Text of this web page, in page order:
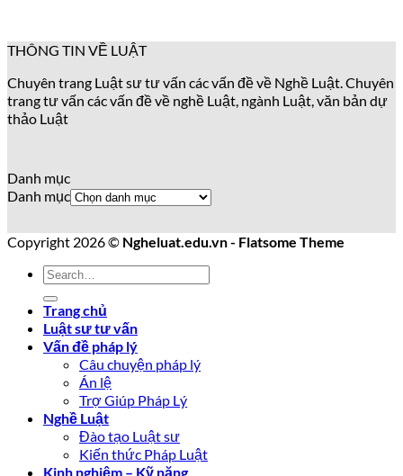
THÔNG TIN VỀ LUẬT
Chuyên trang Luật sư tư vấn các vấn đề về Nghề Luật. Chuyên
trang tư vấn các vấn đề về nghề Luật, ngành Luật, văn bản dự
thảo Luật
Danh mục
Danh mục
Copyright 2026 © Ngheluat.edu.vn - Flatsome Theme
Trang chủ
Luật sư tư vấn
Vấn đề pháp lý
Câu chuyện pháp lý
Án lệ
Trợ Giúp Pháp Lý
Nghề Luật
Đào tạo Luật sư
Kiến thức Pháp Luật
Kinh nghiệm – Kỹ năng